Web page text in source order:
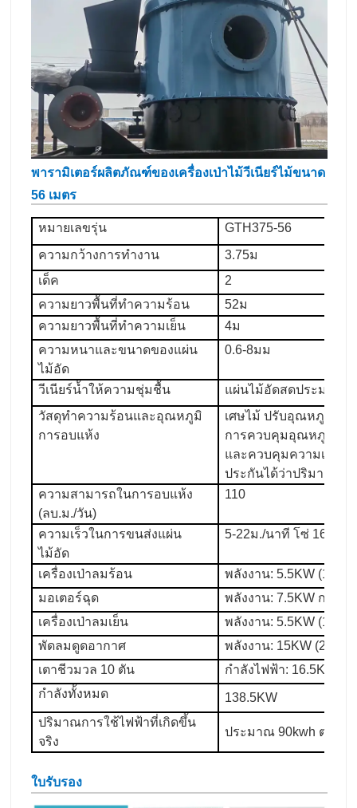
พารามิเตอร์ผลิตภัณฑ์ของเครื่องเป่าไม้วีเนียร์ไม้ขนาด
56 เมตร
หมายเลขรุ่น
GTH375-56
ความกว้างการทำงาน
3.75ม
เด็ค
2
ความยาวพื้นที่ทำความร้อน
52ม
ความยาวพื้นที่ทำความเย็น
4ม
ความหนาและขนาดของแผ่น
ไม้อัด
0.6-8มม
วีเนียร์น้ำให้ความชุ่มชื้น
แผ่นไม้อัดสดประมาณ
วัสดุทำความร้อนและอุณหภูมิ
การอบแห้ง
เศษไม้ ปรับอุณหภูมิได้
การควบคุมอุณหภูมิ
และควบคุมความเร็วอั
ประกันได้ว่าปริมาณคว
ความสามารถในการอบแห้ง
(ลบ.ม./วัน)
110
ความเร็วในการขนส่งแผ่น
ไม้อัด
5-22ม./นาที โซ่ 16A
เครื่องเป่าลมร้อน
พลังงาน: 5.5KW (13 ชิ้
มอเตอร์ฉุด
พลังงาน: 7.5KW การ
เครื่องเป่าลมเย็น
พลังงาน: 5.5KW (1 ชิ้น)
พัดลมดูดอากาศ
พลังงาน: 15KW (2 ชิ้น)
เตาชีวมวล 10 ตัน
กำลังไฟฟ้า: 16.5KW
กำลังทั้งหมด
138.5KW
ปริมาณการใช้ไฟฟ้าที่เกิดขึ้น
จริง
ประมาณ 90kwh ต่อชั่ว
ใบรับรอง